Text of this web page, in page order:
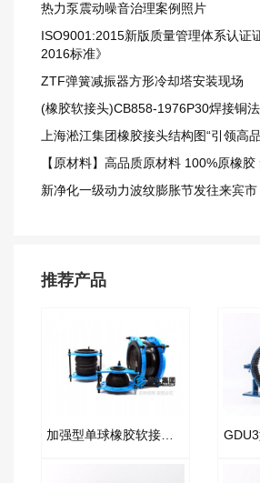
热力泵震动噪音治理案例照片
ISO9001:2015新版质量管理体系认证
2016标准》
ZTF弹簧减振器方形冷却塔安装现场
(橡胶软接头)CB858-1976P30焊接铜
上海淞江集团橡胶接头结构图“引领高
【原材料】高品质原材料 100%原橡
新净化一级动力波纹膨胀节发往来宾市
推荐产品
加强型单球橡胶软接头“超高层使用”